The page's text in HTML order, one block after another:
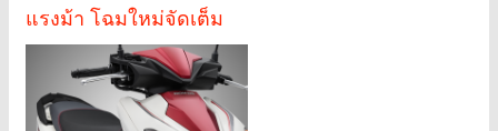
แรงม้า โฉมใหม่จัดเต็ม